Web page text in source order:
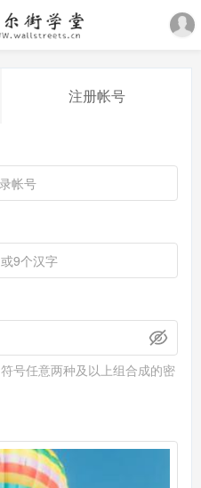
注册帐号
号任意两种及以上组合成的密